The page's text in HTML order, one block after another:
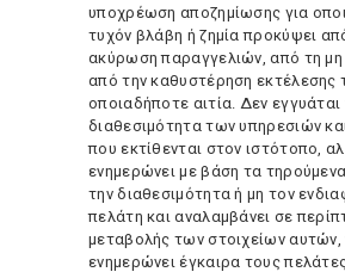
υποχρέωση αποζημίωσης για
τυχόν βλάβη ή ζημία προκύψει
ακύρωση παραγγελιών, από τη μη
από την καθυστέρηση εκτέλεσης
οποιαδήποτε αιτία. Δεν εγγυάται
διαθεσιμότητα των υπηρεσιών
που εκτίθενται στον ιστότοπο,
ενημερώνει με βάση τα τηρούμενα
την διαθεσιμότητα ή μη τον
πελάτη και αναλαμβάνει σε
μεταβολής των στοιχείων αυτών,
ενημερώνει έγκαιρα τους